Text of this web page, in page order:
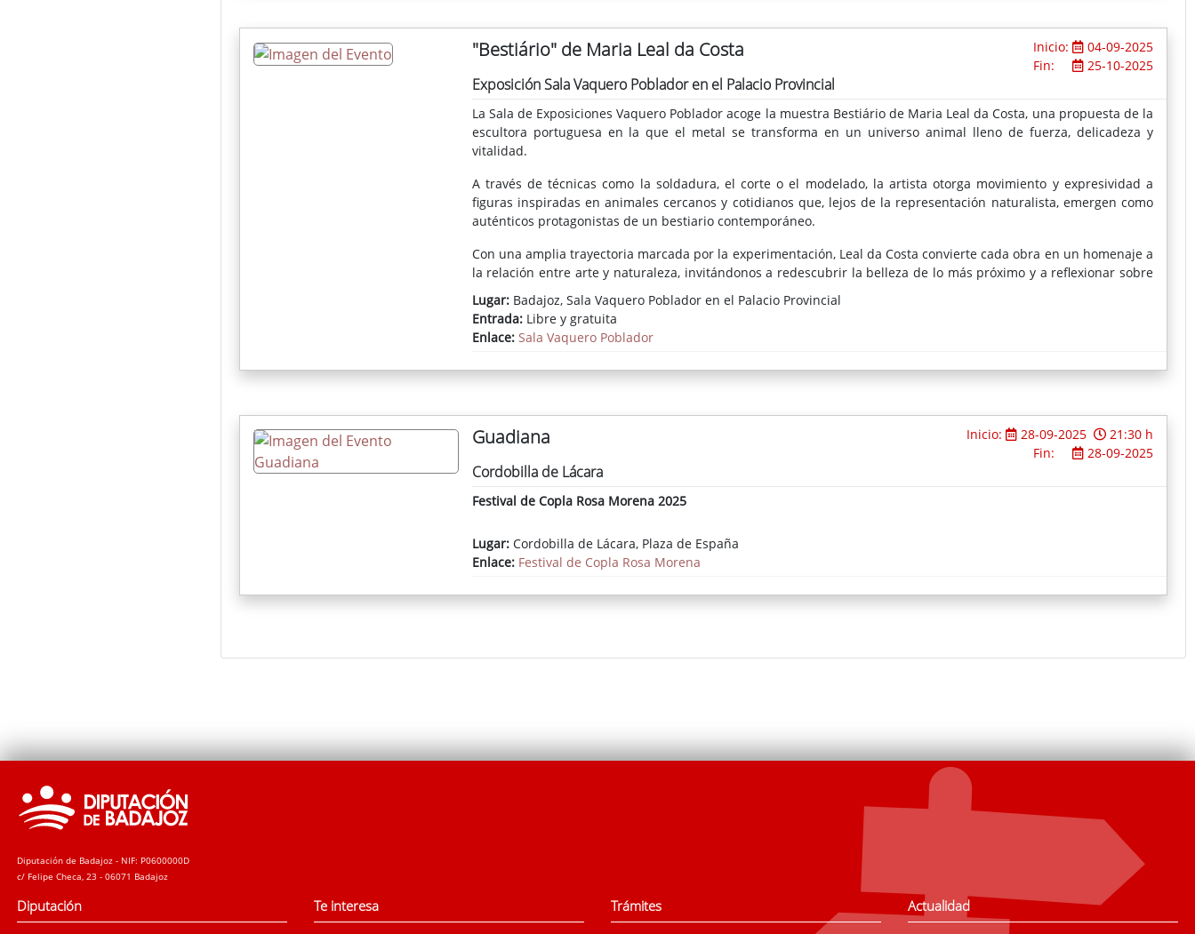
"Bestiário" de Maria Leal da Costa Inicio:
04-09-2025
Fin:
25-10-2025
Exposición Sala Vaquero Poblador en el Palacio Provincial
La Sala de Exposiciones Vaquero Poblador acoge la muestra Bestiário de Maria Leal da Costa, una propuesta de la
escultora portuguesa en la que el metal se transforma en un universo animal lleno de fuerza, delicadeza y
vitalidad.
A través de técnicas como la soldadura, el corte o el modelado, la artista otorga movimiento y expresividad a
figuras inspiradas en animales cercanos y cotidianos que, lejos de la representación naturalista, emergen como
auténticos protagonistas de un bestiario contemporáneo.
Con una amplia trayectoria marcada por la experimentación, Leal da Costa convierte cada obra en un homenaje a
la relación entre arte y naturaleza, invitándonos a redescubrir la belleza de lo más próximo y a reflexionar sobre
nuestra conexión con el mundo animal.
Una oportunidad única de disfrutar en Badajoz de la obra de una de las grandes escultoras del panorama
artístico portugués.
Lugar:Badajoz, Sala Vaquero Poblador en el Palacio Provincial
Entrada:Libre y gratuita
Enlace: Sala Vaquero Poblador
Guadiana Inicio: 28-09-2025
21:30 h
Fin:
28-09-2025
Cordobilla de Lácara
Festival de Copla Rosa Morena 2025
Lugar:Cordobilla de Lácara, Plaza de España
Enlace: Festival de Copla Rosa Morena
Diputación de Badajoz - NIF: P0600000D
c/ Felipe Checa, 23 - 06071 Badajoz
Diputación Te interesa Trámites Actualidad